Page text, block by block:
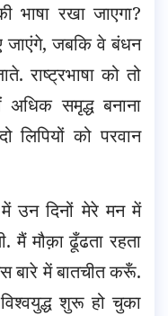
रखा जाएगा?
जाएंगे, जबकि वे बंधन
राष्ट्रभाषा को तो
अधिक समृद्ध बनाना
लिपियों को परवान
उन दिनों मेरे मन में
मैं मौक़ा ढूँढता रहता
बारे में बातचीत करूँ.
शुरू हो चुका